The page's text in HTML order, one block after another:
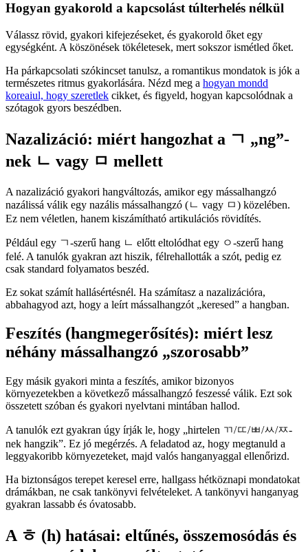
Hogyan gyakorold a kapcsolást túlterhelés nélkül
Válassz rövid, gyakori kifejezéseket, és gyakorold őket egy
egységként. A köszönések tökéletesek, mert sokszor ismétled őket.
Ha párkapcsolati szókincset tanulsz, a romantikus mondatok is jók a
természetes ritmus gyakorlására. Nézd meg a hogyan mondd
koreaiul, hogy szeretlek cikket, és figyeld, hogyan kapcsolódnak a
szótagok gyors beszédben.
Nazalizáció: miért hangozhat a ㄱ „ng”-
nek ㄴ vagy ㅁ mellett
A nazalizáció gyakori hangváltozás, amikor egy mássalhangzó
nazálissá válik egy nazális mássalhangzó (ㄴ vagy ㅁ) közelében.
Ez nem véletlen, hanem kiszámítható artikulációs rövidítés.
Például egy ㄱ-szerű hang ㄴ előtt eltolódhat egy ㅇ-szerű hang
felé. A tanulók gyakran azt hiszik, félrehallották a szót, pedig ez
csak standard folyamatos beszéd.
Ez sokat számít hallásértésnél. Ha számítasz a nazalizációra,
abbahagyod azt, hogy a leírt mássalhangzót „keresed” a hangban.
Feszítés (hangmegerősítés): miért lesz
néhány mássalhangzó „szorosabb”
Egy másik gyakori minta a feszítés, amikor bizonyos
környezetekben a következő mássalhangzó feszessé válik. Ezt sok
összetett szóban és gyakori nyelvtani mintában hallod.
A tanulók ezt gyakran úgy írják le, hogy „hirtelen ㄲ/ㄸ/ㅃ/ㅆ/ㅉ-
nek hangzik”. Ez jó megérzés. A feladatod az, hogy megtanuld a
leggyakoribb környezeteket, majd valós hanganyaggal ellenőrizd.
Ha biztonságos terepet keresel erre, hallgass hétköznapi mondatokat
drámákban, ne csak tankönyvi felvételeket. A tankönyvi hanganyag
gyakran lassabb és óvatosabb.
A ㅎ (h) hatásai: eltűnés, összemosódás és